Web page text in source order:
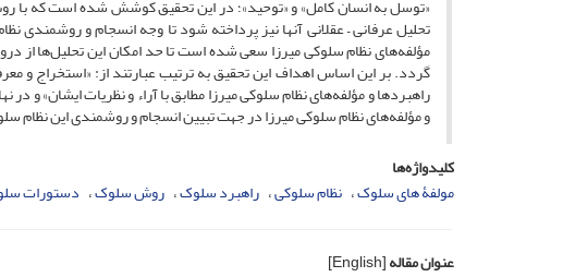
«توسل به انسان کامل» و «توحید»؛ در این تحقیق کوشش شده است که با
تحلیل عرفانی – عقلانی آنها نیز پرداخته شود تا وجه انسجام و
مؤلفه‌های نظام سلوکی میرزا سعی شده است تا حد امکان این تحلیل‌ها از
گردد. بر این اساس اهداف این تحقیق به ترتیب عبارتند از: «استخراج و
راهبردها و مؤلفه‌های نظام سلوکی میرزا مطابق با آراء و نظریات ایشان» و
و مؤلفه‌های نظام سلوکی میرزا در جهت تبیین انسجام و روشمندی این نظام
کلیدواژه‌ها
مولفۀ های سلوک نظام سلوکی راهبرد سلوک روش سلوک دستورات
عنوان مقاله[English]